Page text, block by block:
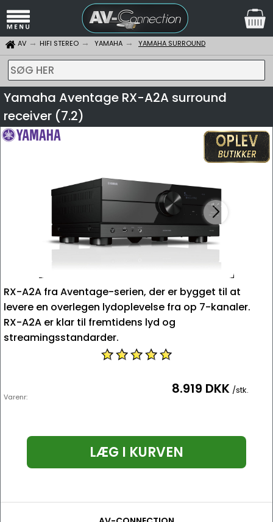
AV HIFI STEREO YAMAHA YAMAHA SURROUND
SØG HER
Yamaha Aventage RX-A2A surround
receiver (7.2)
RX-A2A fra Aventage-serien, der er bygget til at
levere en overlegen lydoplevelse fra op 7-kanaler.
RX-A2A er klar til fremtidens lyd og
streamingsstandarder.
Varenr: 8.919 DKK /stk.
LÆG I KURVEN